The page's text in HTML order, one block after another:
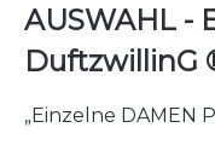
AUSWAHL -
DuftzwillinG
„Einzelne DAMEN